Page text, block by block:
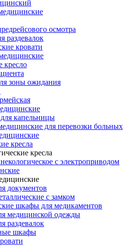
осмотра
раздевалок
кровати
кресло
зоны ожидания
капельницы
для перевозки больных
кресла
кресла
с электроприводом
документов
с замком
шкафы для медикаментов
медицинской одежды
раздевалок
шкафы